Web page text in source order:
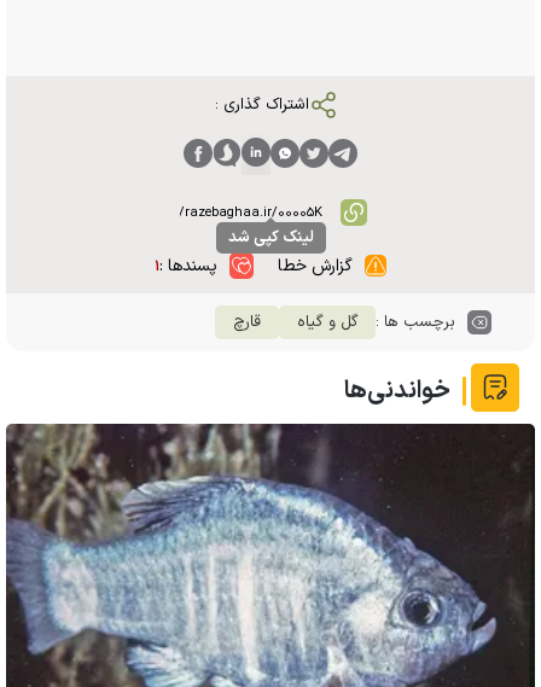
اشتراک گذاری :
لینک کپی شد
گزارش خطا پسندها :۱
برچسب ها : گل و گیاه قارچ
خواندنی‌ها